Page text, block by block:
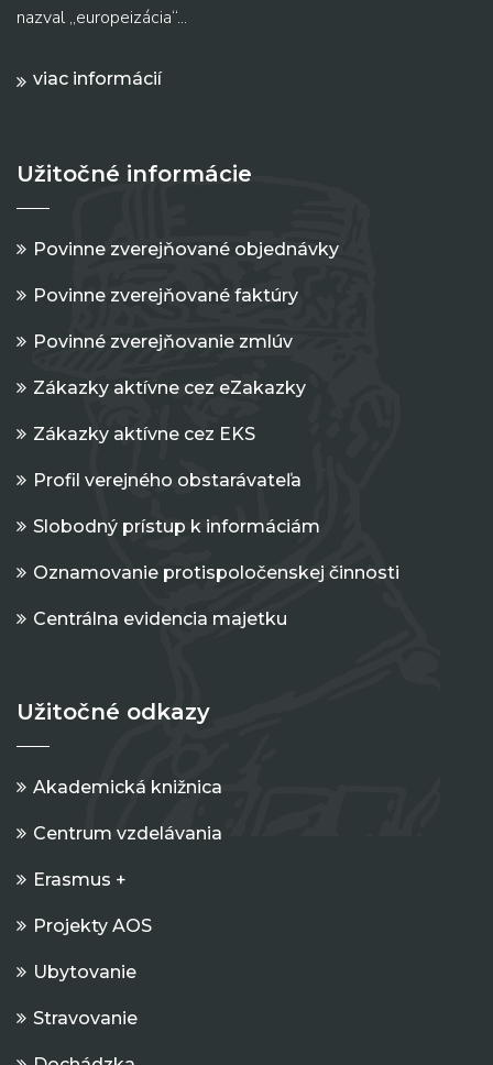
nazval „europeizácia“...
viac informácií
Užitočné informácie
Povinne zverejňované objednávky
Povinne zverejňované faktúry
Povinné zverejňovanie zmlúv
Zákazky aktívne cez eZakazky
Zákazky aktívne cez EKS
Profil verejného obstarávateľa
Slobodný prístup k informáciám
Oznamovanie protispoločenskej činnosti
Centrálna evidencia majetku
Užitočné odkazy
Akademická knižnica
Centrum vzdelávania
Erasmus +
Projekty AOS
Ubytovanie
Stravovanie